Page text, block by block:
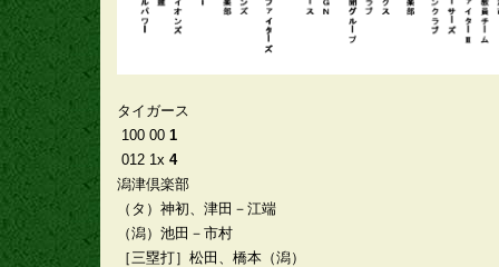
タイガース
100 00 1
012 1x 4
潟津倶楽部
（タ）神初、津田－江端
（潟）池田－市村
［三塁打］松田、橋本（潟）